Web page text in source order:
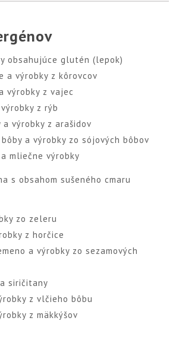
obsahujúce glutén (lepok)
a výrobky z kôrovcov
výrobky z vajec
z rýb
a výrobky z arašidov
a výrobky zo sójových bôbov
mliečne výrobky
s obsahom sušeného cmaru
zo zeleru
z horčice
a výrobky zo sezamových
siričitany
z vlčieho bôbu
z mäkkýšov